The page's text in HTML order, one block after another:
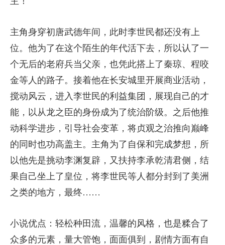
主角身穿初唐武德年间，此时李世民都还没有上
位。他为了在这个陌生的年代活下去，所以认了一
个无后的老府兵当父亲，也凭此搭上了秦琼、程咬
金等人的路子。接着他在长安城里开展商业活动，
搅动风云，进入李世民的利益集团，展现自己的才
能，以从龙之臣的身份成为了统治阶级。之后他推
动科学进步，引导社会变革，将贞观之治推向巅峰
的同时也功高盖主。主角为了自保和完成梦想，所
以他先是挑动李渊复辟，又扶持李承乾清君侧，结
果自己坐上了皇位，将李世民等人都分封到了美洲
之类的地方，最终……
小说优点：轻松种田流，温馨的风格，也是糅合了
众多的元素，量大管饱，面面俱到，剧情方面有自